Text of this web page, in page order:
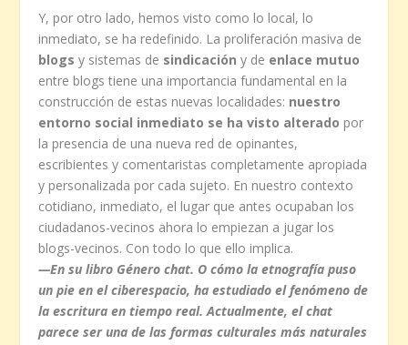
Y, por otro lado, hemos visto como lo local, lo
inmediato, se ha redefinido. La proliferación masiva de
blogs y sistemas de sindicación y de enlace mutuo
entre blogs tiene una importancia fundamental en la
construcción de estas nuevas localidades: nuestro
entorno social inmediato se ha visto alterado por
la presencia de una nueva red de opinantes,
escribientes y comentaristas completamente apropiada
y personalizada por cada sujeto. En nuestro contexto
cotidiano, inmediato, el lugar que antes ocupaban los
ciudadanos-vecinos ahora lo empiezan a jugar los
blogs-vecinos. Con todo lo que ello implica.
—En su libro Género chat. O cómo la etnografía puso
un pie en el ciberespacio, ha estudiado el fenómeno de
la escritura en tiempo real. Actualmente, el chat
parece ser una de las formas culturales más naturales